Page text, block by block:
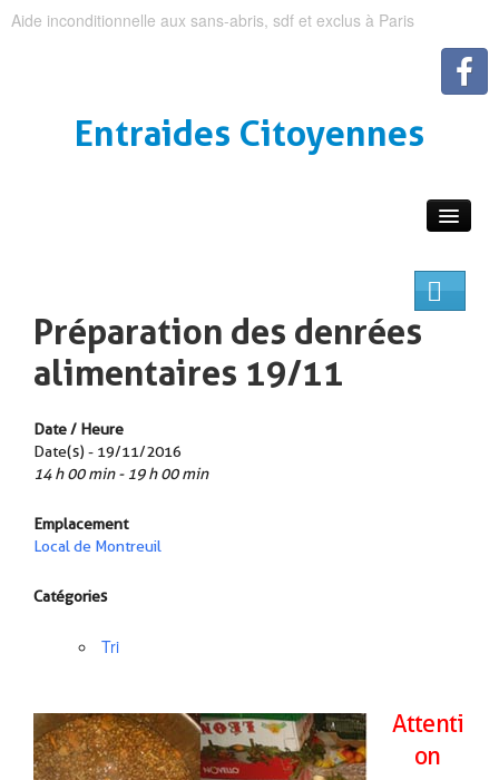
Aide inconditionnelle aux sans-abris, sdf et exclus à Paris
Entraides Citoyennes
Préparation des denrées
alimentaires 19/11
Date / Heure
Date(s) - 19/11/2016
14 h 00 min - 19 h 00 min
Emplacement
Local de Montreuil
Catégories
Tri
Attenti
on